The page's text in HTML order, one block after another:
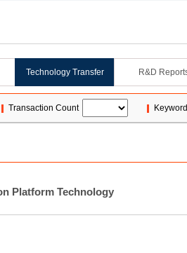
Technology Transfer R&D
Transaction Count Keyword
Platform Technology